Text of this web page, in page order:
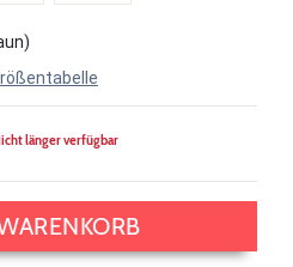
länger verfügbar